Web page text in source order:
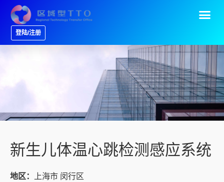
登陆/注册
新生儿体温心跳检测感应系统
地区： 上海市 闵行区